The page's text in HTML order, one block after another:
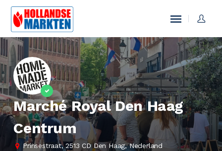
Marché Royal Den Haag
Centrum
Prinsestraat, 2513 CD Den Haag, Nederland